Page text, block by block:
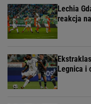
Lechia
reakcja
Legnica i